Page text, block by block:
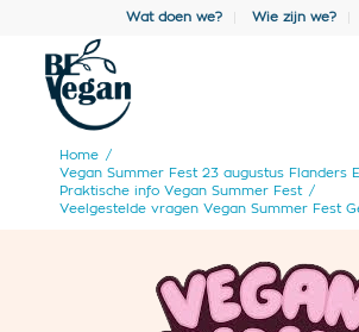
Wat doen we? Wie zijn we?
Home /
Vegan Summer Fest 23 augustus Flanders
Praktische info Vegan Summer Fest /
Veelgestelde vragen Vegan Summer Fest